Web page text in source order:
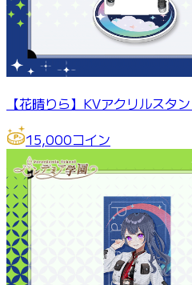
【花晴りら】KVアクリルスタ
15,000コイン